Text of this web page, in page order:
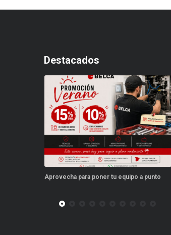
Destacados
Este verano, tus repuestos tienen